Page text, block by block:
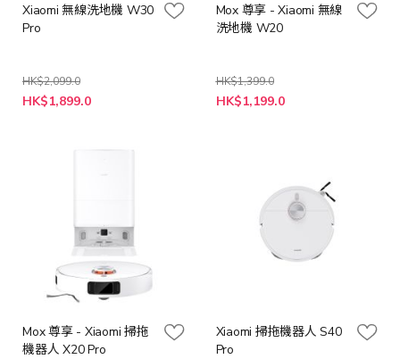
Xiaomi 無線洗地機 W30
Pro
HK$2,099.0
特
殊
HK$1,899.0
Mox 尊享 - Xiaomi 無線
洗地機 W20
HK$1,399.0
特
殊
HK$1,199.0
Mox 尊享 - Xiaomi 掃拖
機器人 X20 Pro
Xiaomi 掃拖機器人 S40
Pro